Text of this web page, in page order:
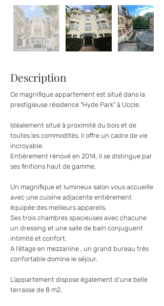
Description
Ce magnifique appartement est situé dans la
prestigieuse résidence "Hyde Park" à Uccle.
Idéalement situé à proximité du bois et de
toutes les commodités, il offre un cadre de vie
incroyable.
Entièrement rénové en 2014, il se distingue par
ses finitions haut de gamme.
Un magnifique et lumineux salon vous accueille
avec une cuisine adjacente entièrement
équipée des meilleurs appareils.
Ses trois chambres spacieuses avec chacune
un dressing et une salle de bain conjuguent
intimité et confort.
A l’étage en mezzanine , un grand bureau très
confortable domine le séjour.
L’appartement dispose également d’une belle
terrasse de 8 m2.